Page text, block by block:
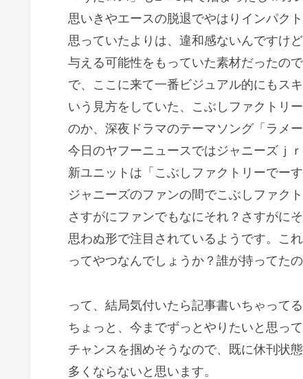
思いきやエースの脱退でやはりインパクト
思っていたよりは、違和感ないんですけ
与える可能性をもっていた素材だったの
で、ここに来て一番ビジュアル的にもス
いう見方をしていた、こぶしファクトリ
のか、深夜ドラマのテーマソング「ラメ
今日のヤフーニュースではジャニーズｊ
新ユニットは「こぶしファクトリーでー
ジャニーズのファンの間でこぶしファク
さすがにファンでもなにそれ？さすがに
思わぬ形で注目されているようです。こ
ってやつなんでしょうか？誰が持ってた
って、結局気付いたら記事書いちゃって
ちょっと、今までずっとやりたいと思っ
チャンスを掴めそうなので、既に休刊状
多くならないと思います。